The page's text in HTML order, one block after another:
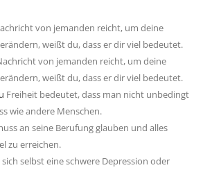
von jemanden reicht, um deine
weißt du, dass er dir viel bedeutet.
von jemanden reicht, um deine
weißt du, dass er dir viel bedeutet.
Freiheit bedeutet, dass man nicht unbedingt
wie andere Menschen.
an seine Berufung glauben und alles
zu erreichen.
sich selbst eine schwere Depression oder